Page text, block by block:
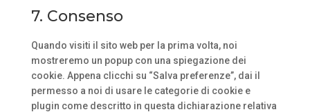
varie
7. Consenso
Quando visiti il sito web per la prima volta, noi
mostreremo un popup con una spiegazione dei
cookie. Appena clicchi su “Salva preferenze”, dai il
permesso a noi di usare le categorie di cookie e
plugin come descritto in questa dichiarazione relativa